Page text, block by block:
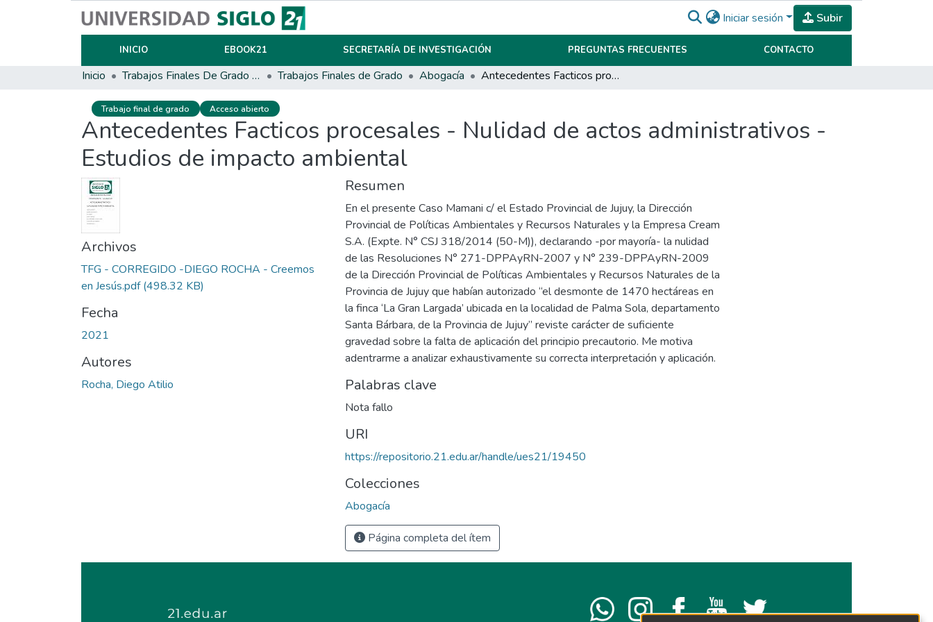
Iniciar sesión Subir
INICIO EBOOK21 SECRETARÍA DE INVESTIGACIÓN PREGUNTAS FRECUENTES CONTACTO
Inicio Trabajos Finales De Grado Y Posgrado Trabajos Finales de Grado Abogacía Antecedentes Facticos procesales - Nulidad de actos administrativos - Estudios de impacto ambiental
Trabajo final de grado Acceso abierto
Antecedentes Facticos procesales - Nulidad de actos administrativos -
Estudios de impacto ambiental
Archivos
TFG - CORREGIDO -DIEGO ROCHA - Creemos
en Jesús.pdf(498.32 KB)
Fecha
2021
Autores
Rocha, Diego Atilio
Resumen
En el presente Caso Mamani c/ el Estado Provincial de Jujuy, la Dirección
Provincial de Políticas Ambientales y Recursos Naturales y la Empresa Cream
S.A. (Expte. N° CSJ 318/2014 (50-M)), declarando -por mayoría- la nulidad
de las Resoluciones N° 271-DPPAyRN-2007 y N° 239-DPPAyRN-2009
de la Dirección Provincial de Políticas Ambientales y Recursos Naturales de la
Provincia de Jujuy que habían autorizado “el desmonte de 1470 hectáreas en
la finca ‘La Gran Largada’ ubicada en la localidad de Palma Sola, departamento
Santa Bárbara, de la Provincia de Jujuy” reviste carácter de suficiente
gravedad sobre la falta de aplicación del principio precautorio. Me motiva
adentrarme a analizar exhaustivamente su correcta interpretación y aplicación.
Palabras clave
Nota fallo
URI
https://repositorio.21.edu.ar/handle/ues21/19450
Colecciones
Abogacía
Página completa del ítem